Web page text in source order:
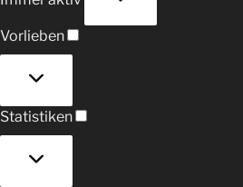
Vorlieben
Statistiken